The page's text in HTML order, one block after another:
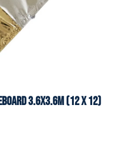
3.6x3.6m (12 x 12)